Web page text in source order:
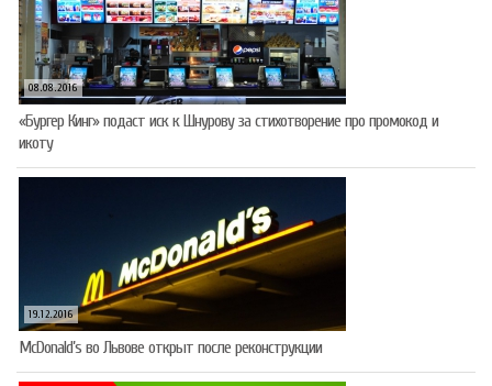
08.08.2016
«Бургер Кинг» подаст иск к Шнурову за стихотворение про промокод и
икоту
19.12.2016
McDonald’s во Львове открыт после реконструкции